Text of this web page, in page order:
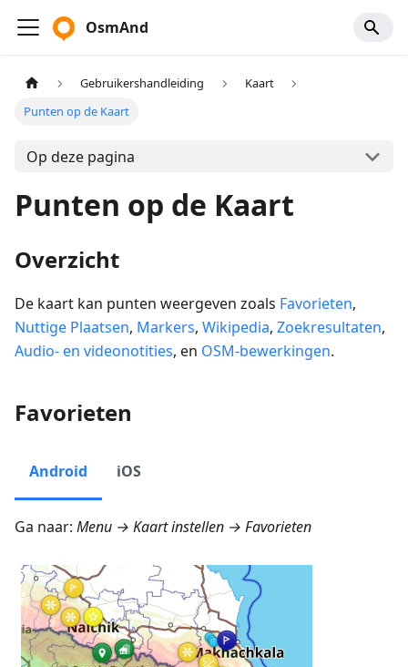
OsmAnd
Gebruikershandleiding
Kaart
Punten op de Kaart
Op deze pagina
Punten op de Kaart
Overzicht
De kaart kan punten weergeven zoals Favorieten,
Nuttige Plaatsen, Markers, Wikipedia, Zoekresultaten,
Audio- en videonotities, en OSM-bewerkingen.
Favorieten
Android iOS
Ga naar: Menu → Kaart instellen → Favorieten